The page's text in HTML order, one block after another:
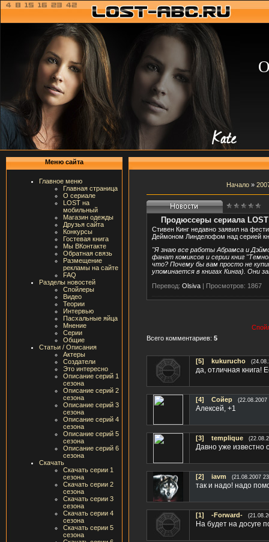
Меню сайта
Главное меню
Главная страница
О сериале
LOST на
мобильный
Магазин одежды
Друзья сайта
Конкурсы
Гостевая книга
Мы ВКонтакте
Обратная связь
Размещение
рекламы на сайте
FAQ
Разделы новостей
Спойлеры
Видео
Теории
Интервью
Пасхальные яйца
Мнение
Серии
Общие
Статьи / Описания
Актеры
Создатели
Это интересно
Описание серий 1
сезона
Описание серий 2
сезона
Описание серий 3
сезона
Описание серий 4
сезона
Описание серий 5
сезона
Описание серий 6
сезона
Скачать
Скачать серии 1
сезона
Скачать серии 2
сезона
Скачать серии 3
сезона
Скачать серии 4
сезона
Скачать серии 5
сезона
Начало »
Продюссеры сериала
Стивен Кинг недавно заявил на
Деймоном Линделофом над серией
"Я знаю все работы Абрамса и
фанат комиксов и серии книг
что? Почему бы вам просто не
упоминается в книгах Кинга). Они
Перевод: Olsiva Просмотров: 1867
Всего комментариев: 5
[5] kukurucho
да, отличная книга!
[4] Сойер (22.08.2007
Алексей, +1
[3] templique
Давно уже известно
[2] iavm (21.08.2007
так и надо! надо
[1] -Forward-
На будет на досуге